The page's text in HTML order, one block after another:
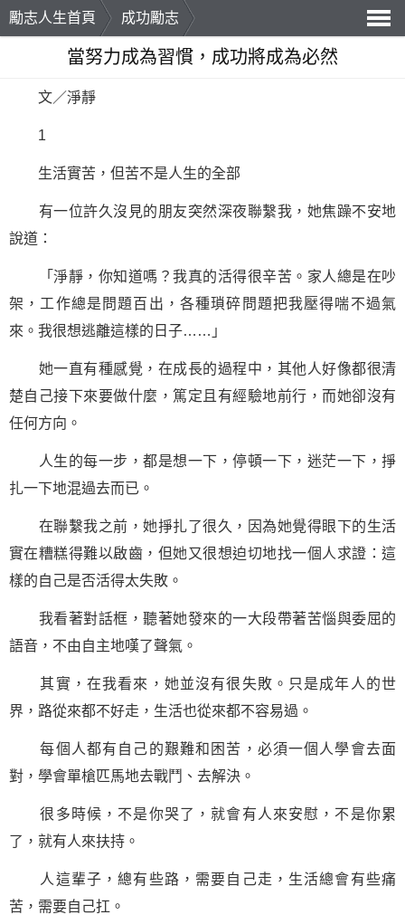
勵志人生首頁
成功勵志
導
當努力成為習慣，成功將成為必然
文／淨靜
1
生活實苦，但苦不是人生的全部
有一位許久沒見的朋友突然深夜聯繫我，她焦躁不安地
說道：
「淨靜，你知道嗎？我真的活得很辛苦。家人總是在吵
架，工作總是問題百出，各種瑣碎問題把我壓得喘不過氣
來。我很想逃離這樣的日子……」
她一直有種感覺，在成長的過程中，其他人好像都很清
楚自己接下來要做什麼，篤定且有經驗地前行，而她卻沒有
任何方向。
人生的每一步，都是想一下，停頓一下，迷茫一下，掙
扎一下地混過去而已。
在聯繫我之前，她掙扎了很久，因為她覺得眼下的生活
實在糟糕得難以啟齒，但她又很想迫切地找一個人求證：這
樣的自己是否活得太失敗。
我看著對話框，聽著她發來的一大段帶著苦惱與委屈的
語音，不由自主地嘆了聲氣。
其實，在我看來，她並沒有很失敗。只是成年人的世
界，路從來都不好走，生活也從來都不容易過。
每個人都有自己的艱難和困苦，必須一個人學會去面
對，學會單槍匹馬地去戰鬥、去解決。
很多時候，不是你哭了，就會有人來安慰，不是你累
了，就有人來扶持。
人這輩子，總有些路，需要自己走，生活總會有些痛
苦，需要自己扛。